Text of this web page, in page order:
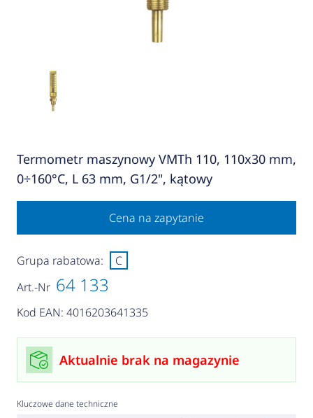
Termometr maszynowy VMTh 110, 110x30 mm,
0÷160°C, L 63 mm, G1/2", kątowy
Cena na zapytanie
Art.-Nr 64 133
Kod EAN: 4016203641335
Grupa rabatowa: C
Aktualnie brak na magazynie
Kluczowe dane techniczne